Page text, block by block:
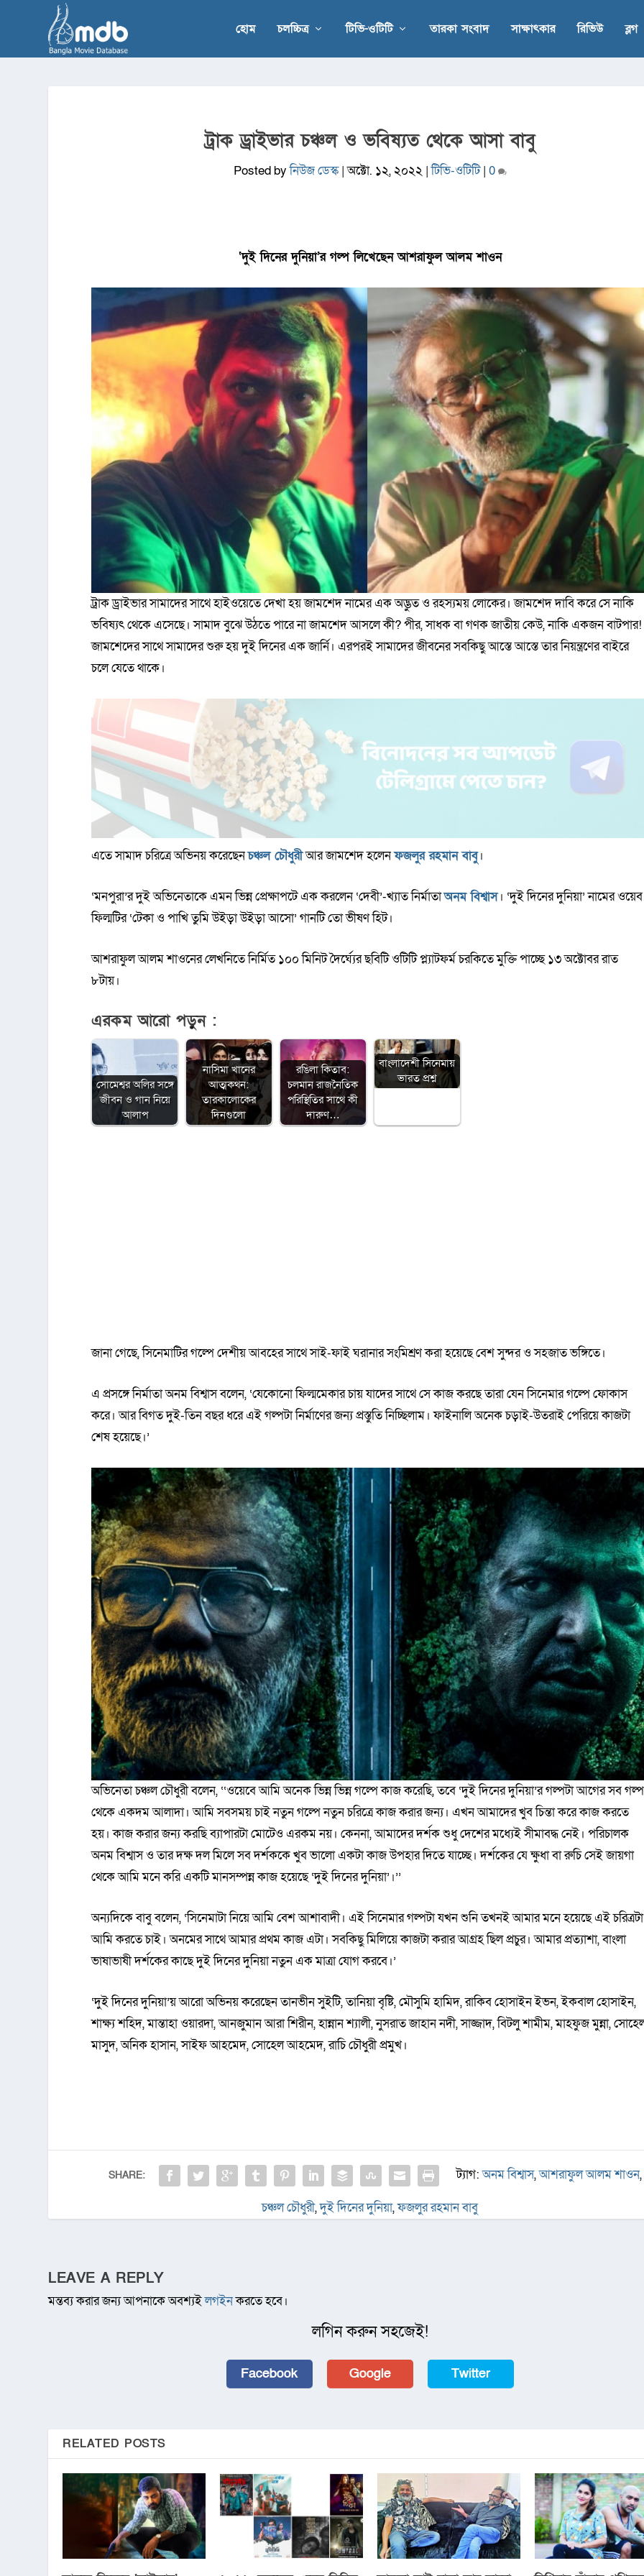
হোম চলচ্চিত্র টিভি-ওটিটি তারকা সংবাদ সাক্ষাৎকার রিভিউ ব্লগ
ট্রাক ড্রাইভার চঞ্চল ও ভবিষ্যত থেকে আসা বাবু
Posted byনিউজ ডেস্ক|অক্টো. ১২, ২০২২ |টিভি-ওটিটি| 0
‘দুই দিনের দুনিয়া’র গল্প লিখেছেন আশরাফুল আলম শাওন
ট্রাক ড্রাইভার সামাদের সাথে হাইওয়েতে দেখা হয় জামশেদ নামের এক অদ্ভুত ও রহস্যময় লোকের। জামশেদ দাবি করে সে নাকি
ভবিষ্যৎ থেকে এসেছে। সামাদ বুঝে উঠতে পারে না জামশেদ আসলে কী? পীর, সাধক বা গণক জাতীয় কেউ, নাকি একজন বাটপার!
জামশেদের সাথে সামাদের শুরু হয় দুই দিনের এক জার্নি। এরপরই সামাদের জীবনের সবকিছু আস্তে আস্তে তার নিয়ন্ত্রণের বাইরে
চলে যেতে থাকে।
এতে সামাদ চরিত্রে অভিনয় করেছেনচঞ্চল চৌধুরীআর জামশেদ হলেনফজলুর রহমান বাবু।
‘মনপুরা’র দুই অভিনেতাকে এমন ভিন্ন প্রেক্ষাপটে এক করলেন ‘দেবী’-খ্যাত নির্মাতাঅনম বিশ্বাস। ‘দুই দিনের দুনিয়া’ নামের ওয়েব
ফিল্মটির ‘টেকা ও পাখি তুমি উইড়া উইড়া আসো’ গানটি তো ভীষণ হিট।
আশরাফুল আলম শাওনের লেখনিতে নির্মিত ১০০ মিনিট দৈর্ঘ্যের ছবিটি ওটিটি প্ল্যাটফর্ম চরকিতে মুক্তি পাচ্ছে ১৩ অক্টোবর রাত
৮টায়।
এরকম আরো পড়ুন :
সোমেশ্বর অলির সঙ্গে
জীবন ও গান নিয়ে
আলাপ
নাসিমা খানের
আত্মকথন:
তারকালোকের
দিনগুলো
রঙিলা কিতাব:
চলমান রাজনৈতিক
পরিস্থিতির সাথে কী
দারুণ…
বাংলাদেশী সিনেমায়
ভারত প্রশ্ন
জানা গেছে, সিনেমাটির গল্পে দেশীয় আবহের সাথে সাই-ফাই ঘরানার সংমিশ্রণ করা হয়েছে বেশ সুন্দর ও সহজাত ভঙ্গিতে।
এ প্রসঙ্গে নির্মাতা অনম বিশ্বাস বলেন, ‘যেকোনো ফিল্মমেকার চায় যাদের সাথে সে কাজ করছে তারা যেন সিনেমার গল্পে ফোকাস
করে। আর বিগত দুই-তিন বছর ধরে এই গল্পটা নির্মাণের জন্য প্রস্তুতি নিচ্ছিলাম। ফাইনালি অনেক চড়াই-উতরাই পেরিয়ে কাজটা
শেষ হয়েছে।’
অভিনেতা চঞ্চল চৌধুরী বলেন, ‘‘ওয়েবে আমি অনেক ভিন্ন ভিন্ন গল্পে কাজ করেছি, তবে ‘দুই দিনের দুনিয়া’র গল্পটা আগের সব গল্প
থেকে একদম আলাদা। আমি সবসময় চাই নতুন গল্পে নতুন চরিত্রে কাজ করার জন্য। এখন আমাদের খুব চিন্তা করে কাজ করতে
হয়। কাজ করার জন্য করছি ব্যাপারটা মোটেও এরকম নয়। কেননা, আমাদের দর্শক শুধু দেশের মধ্যেই সীমাবদ্ধ নেই। পরিচালক
অনম বিশ্বাস ও তার দক্ষ দল মিলে সব দর্শককে খুব ভালো একটা কাজ উপহার দিতে যাচ্ছে। দর্শকের যে ক্ষুধা বা রুচি সেই জায়গা
থেকে আমি মনে করি একটি মানসম্পন্ন কাজ হয়েছে ‘দুই দিনের দুনিয়া’।’’
অন্যদিকে বাবু বলেন, ‘সিনেমাটা নিয়ে আমি বেশ আশাবাদী। এই সিনেমার গল্পটা যখন শুনি তখনই আমার মনে হয়েছে এই চরিত্রটা
আমি করতে চাই। অনমের সাথে আমার প্রথম কাজ এটা। সবকিছু মিলিয়ে কাজটা করার আগ্রহ ছিল প্রচুর। আমার প্রত্যাশা, বাংলা
ভাষাভাষী দর্শকের কাছে দুই দিনের দুনিয়া নতুন এক মাত্রা যোগ করবে।’
‘দুই দিনের দুনিয়া’য় আরো অভিনয় করেছেন তানভীন সুইটি, তানিয়া বৃষ্টি, মৌসুমি হামিদ, রাকিব হোসাইন ইভন, ইকবাল হোসাইন,
শাক্ষ্য শহিদ, মান্তাহা ওয়ারদা, আনজুমান আরা শিরীন, হান্নান শ্যালী, নুসরাত জাহান নদী, সাজ্জাদ, বিটলু শামীম, মাহফুজ মুন্না,
মাসুদ, অনিক হাসান, সাইফ আহমেদ, সোহেল আহমেদ, রাচি চৌধুরী প্রমুখ।
SHARE: ট্যাগ:অনম বিশ্বাস,আশরাফুল আলম শাওন,
চঞ্চল চৌধুরী,দুই দিনের দুনিয়া,ফজলুর রহমান বাবু
LEAVE A REPLY
মন্তব্য করার জন্য আপনাকে অবশ্যইলগইনকরতে হবে।
লগিন করুন সহজেই!
Facebook Google Twitter
RELATED POSTS